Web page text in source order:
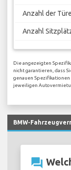
Anzahl der
Anzahl
Die angezeigten
nicht garantieren, dass
genauen
jeweiligen
BMW-
question_answer